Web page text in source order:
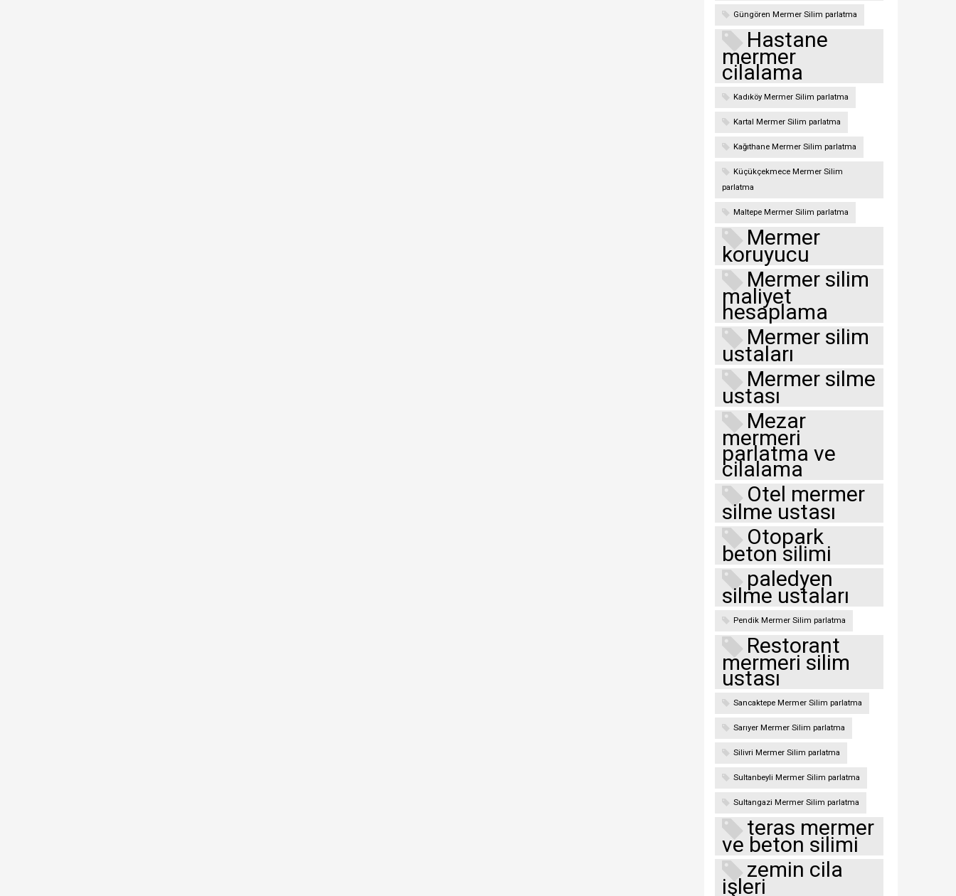
Güngören Mermer Silim parlatma
Hastane
mermer
cilalama
Kadıköy Mermer Silim parlatma
Kartal Mermer Silim parlatma
Kağıthane Mermer Silim parlatma
Küçükçekmece Mermer Silim
parlatma
Maltepe Mermer Silim parlatma
Mermer
koruyucu
Mermer silim
maliyet
hesaplama
Mermer silim
ustaları
Mermer silme
ustası
Mezar
mermeri
parlatma ve
cilalama
Otel mermer
silme ustası
Otopark
beton silimi
paledyen
silme ustaları
Pendik Mermer Silim parlatma
Restorant
mermeri silim
ustası
Sancaktepe Mermer Silim parlatma
Sarıyer Mermer Silim parlatma
Silivri Mermer Silim parlatma
Sultanbeyli Mermer Silim parlatma
Sultangazi Mermer Silim parlatma
teras mermer
ve beton silimi
zemin cila
işleri